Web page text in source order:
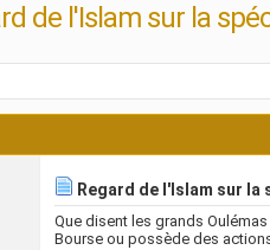
de l'Islam sur la
Regard de l'Islam sur
Que disent les grands
Bourse ou possède des